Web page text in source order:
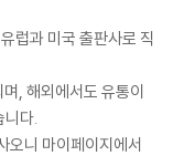
럽과 미국 출판사로 직
, 해외에서도 유통이
니다.
오니 마이페이지에서